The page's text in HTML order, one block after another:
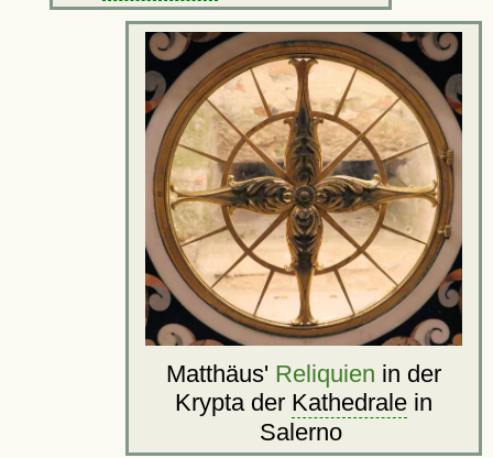
Matthäus' Reliquien in der
Krypta der Kathedrale in
Salerno